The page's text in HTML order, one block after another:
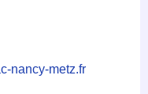
nancy-metz.fr